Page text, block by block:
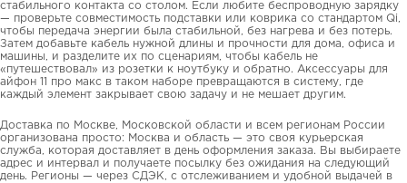
стабильного контакта со столом. Если любите беспроводную зарядку
— проверьте совместимость подставки или коврика со стандартом Qi,
чтобы передача энергии была стабильной, без нагрева и без потерь.
Затем добавьте кабель нужной длины и прочности для дома, офиса и
машины, и разделите их по сценариям, чтобы кабель не
«путешествовал» из розетки к ноутбуку и обратно. Аксессуары для
айфон 11 про макс в таком наборе превращаются в систему, где
каждый элемент закрывает свою задачу и не мешает другим.
Доставка по Москве, Московской области и всем регионам России
организована просто: Москва и область — это своя курьерская
служба, которая доставляет в день оформления заказа. Вы выбираете
адрес и интервал и получаете посылку без ожидания на следующий
день. Регионы — через СДЭК, с отслеживанием и удобной выдачей в